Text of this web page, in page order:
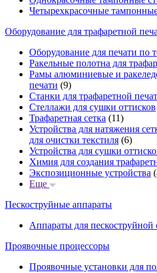
Четырехкрасочные
Оборудование для трафаретной
Оборудование для печати по
Ракельные полотна для
Рамы алюминиевые и
печати (9)
Станки для трафаретной
Стеллажи для сушки оттисков
Трафаретная сетка (11)
Устройства для натяжения
для очистки текстиля (6)
Устройства для сушки
Химия для создания
Экспозиционные устройства
Еще
Пескоструйные аппараты
Аппараты для пескоструйной
Проявочные процессоры
Проявочные установки для